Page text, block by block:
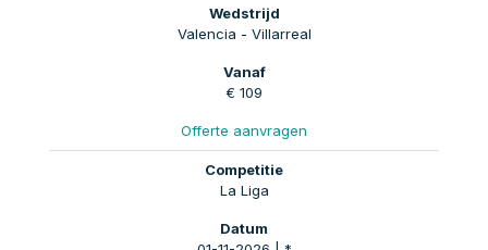
Valencia - Villarreal
€ 109
Offerte aanvragen
La Liga